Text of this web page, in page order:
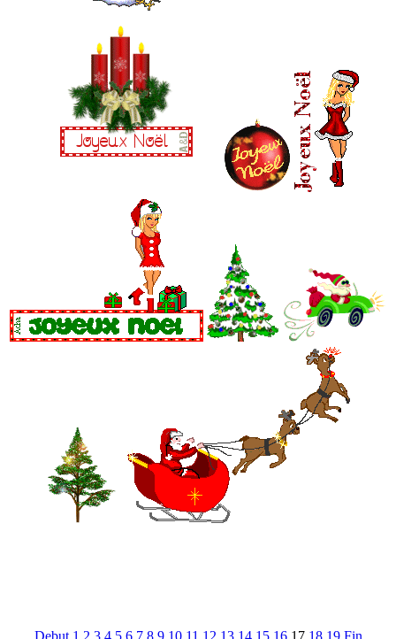
Debut 1 2 3 4 5 6 7 8 9 10 11 12 13 14 15 16 17 18 19 Fin